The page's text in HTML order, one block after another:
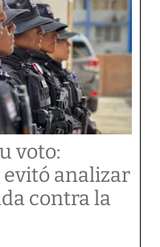
voto:
analizar
contra la